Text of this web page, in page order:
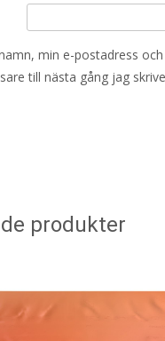
min e-postadress
till nästa gång jag
produkter